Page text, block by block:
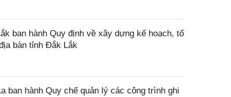
ban hành Quy định về xây dựng kế hoạch, tổ
bàn tỉnh Đắk Lắk
ban hành Quy chế quản lý các công trình ghi